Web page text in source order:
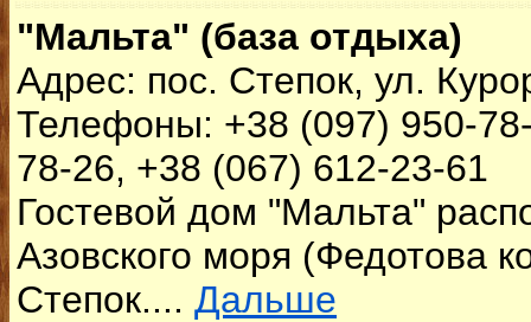
"Мальта" (база отдыха)
Адрес: пос. Степок, ул.
Телефоны: +38 (097) 950-
78-26, +38 (067) 612-23-61
Гостевой дом "Мальта"
Азовского моря (Федотова
Степок.... Дальше